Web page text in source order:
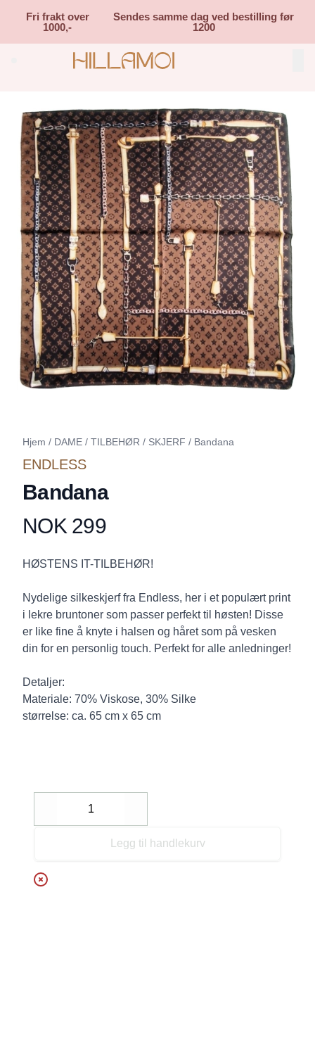
Fri frakt over
1000,-
Sendes samme dag ved bestilling før
1200
Search (⌘K)
Hjem / DAME / TILBEHØR / SKJERF / Bandana
ENDLESS
Bandana
Produktdetaljer
NOK 299
Description
HØSTENS IT-TILBEHØR!
Nydelige silkeskjerf fra Endless, her i et populært print
i lekre bruntoner som passer perfekt til høsten! Disse
er like fine å knyte i halsen og håret som på vesken
din for en personlig touch. Perfekt for alle anledninger!
Detaljer:
Materiale: 70% Viskose, 30% Silke
størrelse: ca. 65 cm x 65 cm
Decrease
Legg til handlekurv